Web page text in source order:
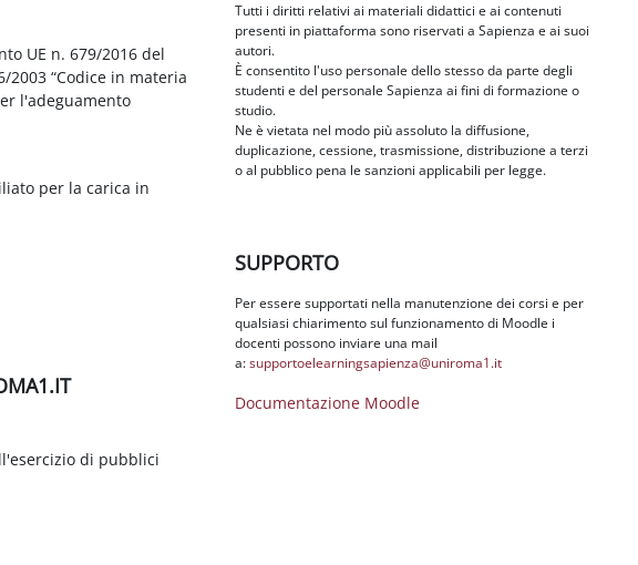
UE n. 679/2016 del
2003 “Codice in materia
l'adeguamento
per la carica in
di pubblici
Tutti i diritti relativi ai materiali didattici e ai contenuti
presenti in piattaforma sono riservati a Sapienza e ai suoi
autori.
È consentito l'uso personale dello stesso da parte degli
studenti e del personale Sapienza ai fini di formazione o
studio.
Ne è vietata nel modo più assoluto la diffusione,
duplicazione, cessione, trasmissione, distribuzione a terzi
o al pubblico pena le sanzioni applicabili per legge.
SUPPORTO
Per essere supportati nella manutenzione dei corsi e per
qualsiasi chiarimento sul funzionamento di Moodle i
docenti possono inviare una mail
a:supportoelearningsapienza@uniroma1.it
Documentazione Moodle